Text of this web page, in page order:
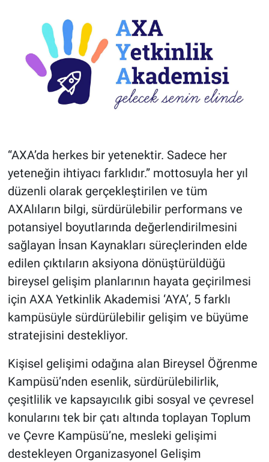
“AXA’da herkes bir yetenektir. Sadece her
yeteneğin ihtiyacı farklıdır.” mottosuyla her yıl
düzenli olarak gerçekleştirilen ve tüm
AXAlıların bilgi, sürdürülebilir performans ve
potansiyel boyutlarında değerlendirilmesini
sağlayan İnsan Kaynakları süreçlerinden elde
edilen çıktıların aksiyona dönüştürüldüğü
bireysel gelişim planlarının hayata geçirilmesi
için AXA Yetkinlik Akademisi ‘AYA’, 5 farklı
kampüsüyle sürdürülebilir gelişim ve büyüme
stratejisini destekliyor.
Kişisel gelişimi odağına alan Bireysel Öğrenme
Kampüsü’nden esenlik, sürdürülebilirlik,
çeşitlilik ve kapsayıcılık gibi sosyal ve çevresel
konularını tek bir çatı altında toplayan Toplum
ve Çevre Kampüsü’ne, mesleki gelişimi
destekleyen Organizasyonel Gelişim